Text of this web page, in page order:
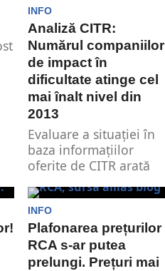
INFO
Analiză CITR:
Numărul companiilor
de impact în
dificultate atinge cel
mai înalt nivel din
2013
Evaluare a situației în
baza informațiilor
oferite de CITR arată
companiilor cu
probleme din...
INFO
Plafonarea prețurilor
RCA s-ar putea
prelungi. Prețuri mai